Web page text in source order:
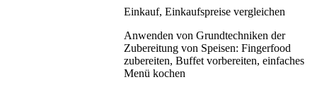
Einkauf, Einkaufspreise vergleichen
Anwenden von Grundtechniken der
Zubereitung von Speisen: Fingerfood
zubereiten, Buffet vorbereiten, einfaches
Menü kochen